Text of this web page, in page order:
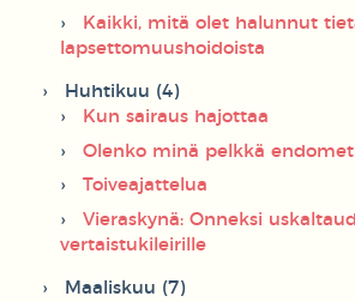
Kaikki, mitä olet halunnut
lapsettomuushoidoista
Huhtikuu (4)
Kun sairaus hajottaa
Olenko minä pelkkä
Toiveajattelua
Vieraskynä: Onneksi
vertaistukileirille
Maaliskuu (7)